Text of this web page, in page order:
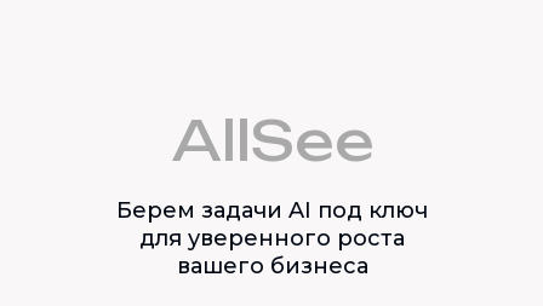
AllSee
Берем задачи AI под ключ
для уверенного роста
вашего бизнеса